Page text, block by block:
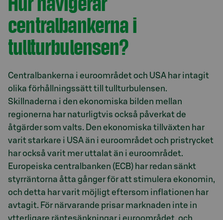
centralbankerna i
tullturbulensen?
Centralbankerna i euroområdet och USA har intagit
olika förhållningssätt till tullturbulensen.
Skillnaderna i den ekonomiska bilden mellan
regionerna har naturligtvis också påverkat de
åtgärder som valts. Den ekonomiska tillväxten har
varit starkare i USA än i euroområdet och pristrycket
har också varit mer uttalat än i euroområdet.
Europeiska centralbanken (ECB) har redan sänkt
styrräntorna åtta gånger för att stimulera ekonomin,
och detta har varit möjligt eftersom inflationen har
avtagit. För närvarande prisar marknaden inte in
ytterligare räntesänkningar i euroområdet, och